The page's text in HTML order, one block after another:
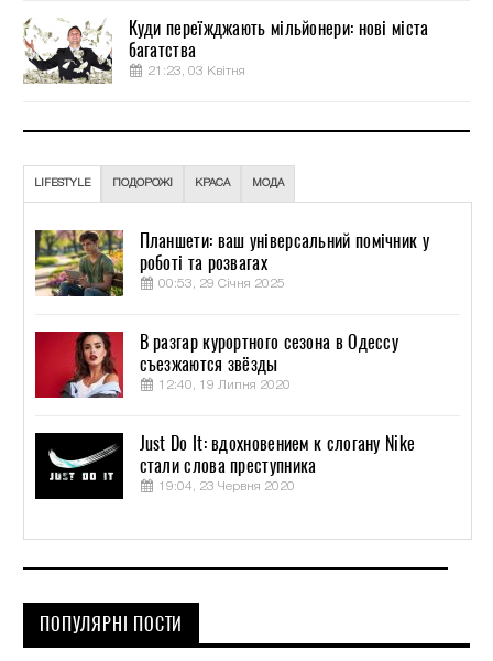
Куди переїжджають мільйонери: нові міста
багатства
21:23, 03 Квітня
LIFESTYLE ПОДОРОЖІ КРАСА МОДА
Планшети: ваш універсальний помічник у
роботі та розвагах
00:53, 29 Січня 2025
В разгар курортного сезона в Одессу
съезжаются звёзды
12:40, 19 Липня 2020
Just Do It: вдохновением к слогану Nike
стали слова преступника
19:04, 23 Червня 2020
ПОПУЛЯРНІ ПОСТИ